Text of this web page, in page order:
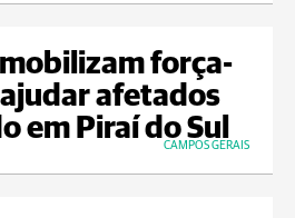
força-
afetados
em Piraí do Sul
CAMPOS GERAIS